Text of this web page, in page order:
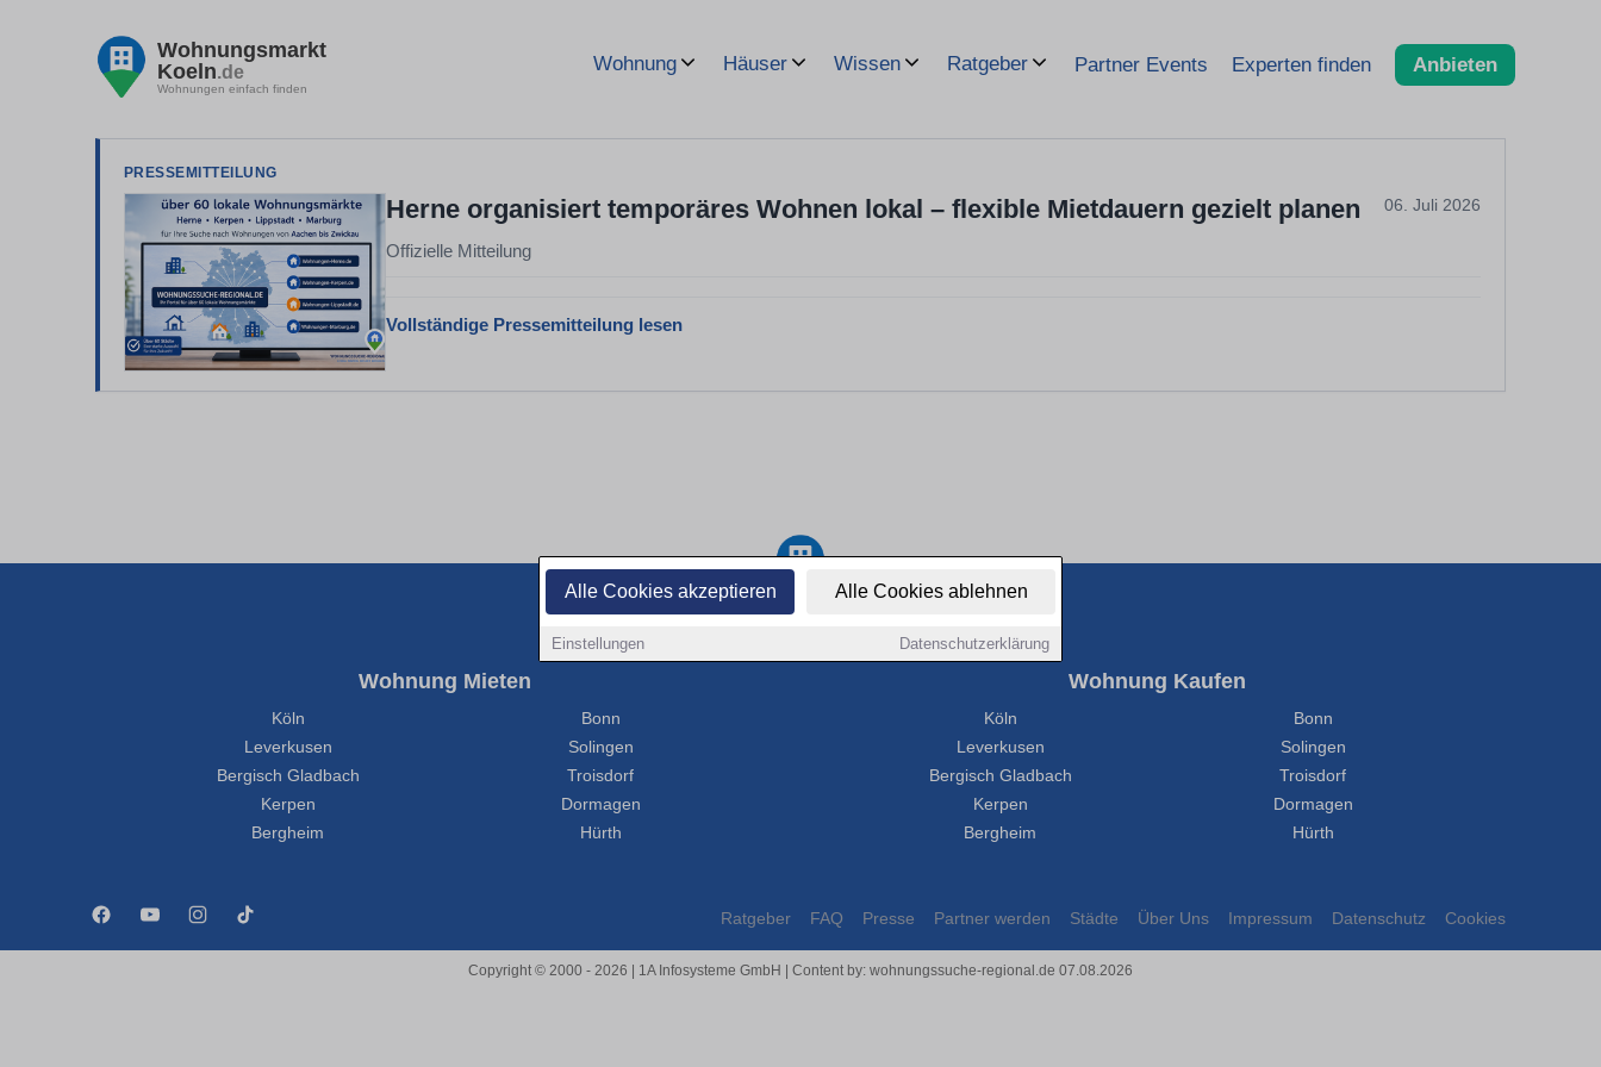
Alle Cookies akzeptieren Alle Cookies ablehnen
Einstellungen Datenschutzerklärung
Wohnungsmarkt
Koeln.de
Wohnungen einfach finden
Wohnung Häuser Wissen Ratgeber Partner Events Experten finden Anbieten
PRESSEMITTEILUNG
Herne organisiert temporäres Wohnen lokal – flexible Mietdauern gezielt planen 06. Juli 2026
Offizielle Mitteilung
Vollständige Pressemitteilung lesen
Wohnung Mieten
Köln
Bonn
Leverkusen
Solingen
Bergisch Gladbach
Troisdorf
Kerpen
Dormagen
Bergheim
Hürth
Wohnung Kaufen
Köln
Bonn
Leverkusen
Solingen
Bergisch Gladbach
Troisdorf
Kerpen
Dormagen
Bergheim
Hürth
Ratgeber FAQ Presse Partner werden Städte Über Uns Impressum Datenschutz Cookies
Copyright © 2000 - 2026 | 1A Infosysteme GmbH | Content by: wohnungssuche-regional.de 07.08.2026